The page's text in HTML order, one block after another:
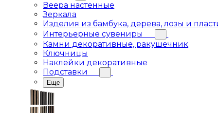
Веера настенные
Зеркала
Изделия из бамбука, дерева, лозы и
Интерьерные сувениры
Камни декоративные, ракушечник
Ключницы
Наклейки декоративные
Подставки
Еще